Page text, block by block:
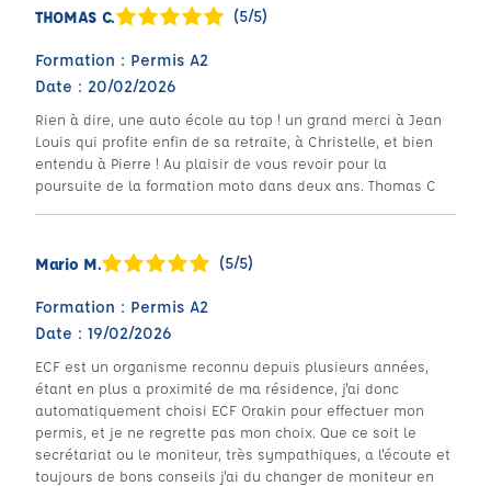
THOMAS C. (5/5)
Formation : Permis A2
Date : 20/02/2026
Rien à dire, une auto école au top ! un grand merci à Jean
Louis qui profite enfin de sa retraite, à Christelle, et bien
entendu à Pierre ! Au plaisir de vous revoir pour la
poursuite de la formation moto dans deux ans. Thomas C
Mario M. (5/5)
Formation : Permis A2
Date : 19/02/2026
ECF est un organisme reconnu depuis plusieurs années,
étant en plus a proximité de ma résidence, j'ai donc
automatiquement choisi ECF Orakin pour effectuer mon
permis, et je ne regrette pas mon choix. Que ce soit le
secrétariat ou le moniteur, très sympathiques, a l'écoute et
toujours de bons conseils j'ai du changer de moniteur en